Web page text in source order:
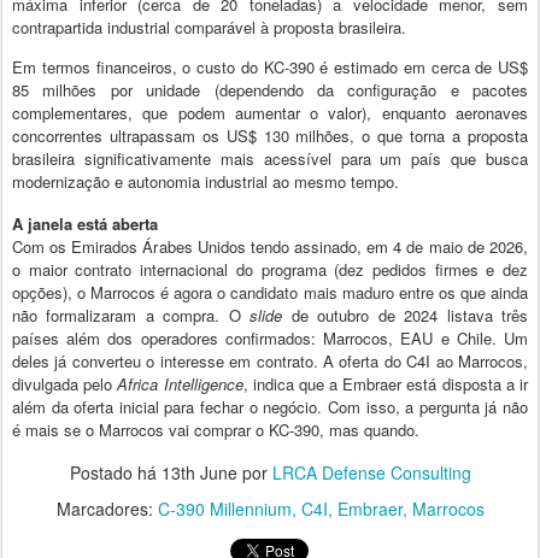
contrapartida industrial comparável à proposta brasileira.
Em termos financeiros, o custo do KC-390 é estimado em cerca de US$
85 milhões por unidade (dependendo da configuração e pacotes
complementares, que podem aumentar o valor), enquanto aeronaves
concorrentes ultrapassam os US$ 130 milhões, o que torna a proposta
brasileira significativamente mais acessível para um país que busca
modernização e autonomia industrial ao mesmo tempo.
A janela está aberta
Com os Emirados Árabes Unidos tendo assinado, em 4 de maio de 2026,
o maior contrato internacional do programa (dez pedidos firmes e dez
opções), o Marrocos é agora o candidato mais maduro entre os que ainda
não formalizaram a compra. Oslide de outubro de 2024 listava três
países além dos operadores confirmados: Marrocos, EAU e Chile. Um
deles já converteu o interesse em contrato. A oferta do C4I ao Marrocos,
divulgada peloAfrica Intelligence, indica que a Embraer está disposta a ir
além da oferta inicial para fechar o negócio. Com isso, a pergunta já não
é mais se o Marrocos vai comprar o KC-390, mas quando.
Postado há 13th Junepor LRCA Defense Consulting
Marcadores: C-390 Millennium C4I Embraer Marrocos